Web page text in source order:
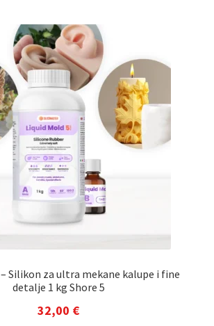
Silikon za ultra mekane kalupe i fine
detalje 1 kg Shore 5
32,00 €